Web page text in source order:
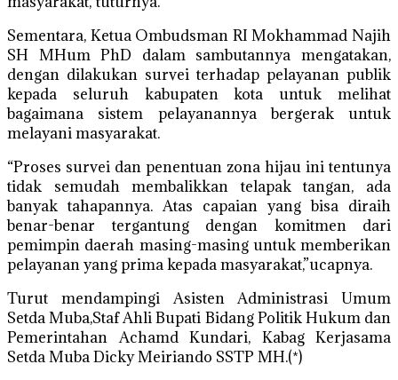
Sementara, Ketua Ombudsman RI Mokhammad Najih
SH MHum PhD dalam sambutannya mengatakan,
dengan dilakukan survei terhadap pelayanan publik
kepada seluruh kabupaten kota untuk melihat
bagaimana sistem pelayanannya bergerak untuk
melayani masyarakat.
“Proses survei dan penentuan zona hijau ini tentunya
tidak semudah membalikkan telapak tangan, ada
banyak tahapannya. Atas capaian yang bisa diraih
benar-benar tergantung dengan komitmen dari
pemimpin daerah masing-masing untuk memberikan
pelayanan yang prima kepada masyarakat,”ucapnya.
Turut mendampingi Asisten Administrasi Umum
Setda Muba,Staf Ahli Bupati Bidang Politik Hukum dan
Pemerintahan Achamd Kundari, Kabag Kerjasama
Setda Muba Dicky Meiriando SSTP MH.(*)